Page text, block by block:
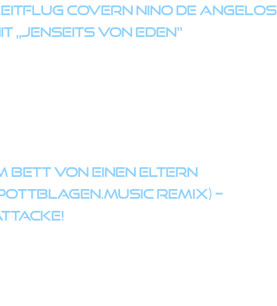
covern Nino de Angelos
„Jenseits von Eden“
Bett von einen Eltern
Remix) –